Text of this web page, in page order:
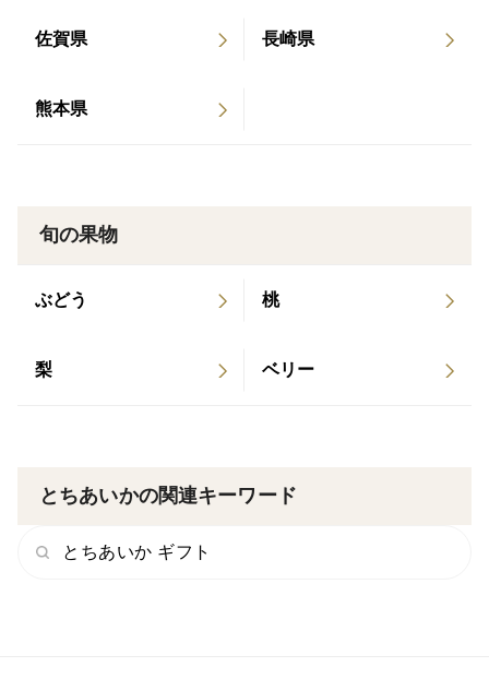
がります。大粒で形が可愛らしく、見た目も華やかな品
また、「特にビタミンCが豊富」に含まれているのも特
## ２．皆川農園の「いちごへのこだわり」##
私たちが目指すのは、"生命力あふれる、本当に美味し
か」などの有機物を使った自家製堆肥にこだわり、微生
康な土が、いちごの深い甘みと豊かな香りを引き出しま
佐賀県 長崎県
熊本県
旬の果物
ぶどう 桃
梨 ベリー
とちあいかの関連キーワード
とちあいか ギフト